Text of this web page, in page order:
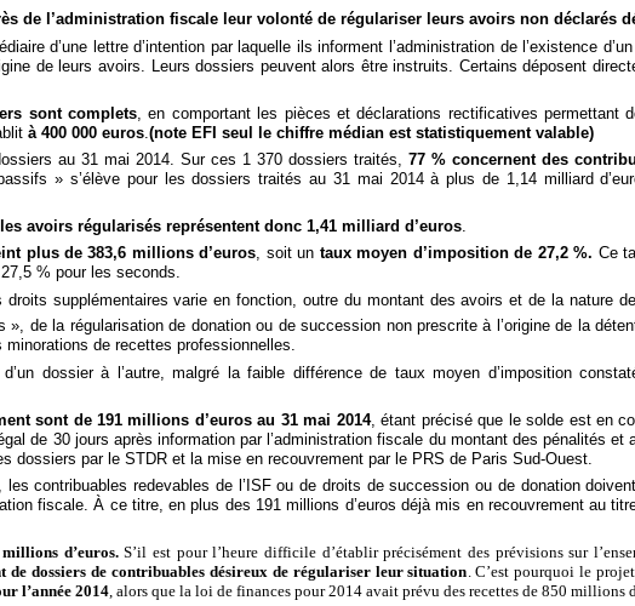
de l’administration fiscale leur volonté de régulariser leurs avoirs non déclarés
d’une lettre d’intention par laquelle ils informent l’administration de l’existence
de leurs avoirs. Leurs dossiers peuvent alors être instruits. Certains déposent
sont complets, en comportant les pièces et déclarations rectificatives permettant
à 400 000 euros (note EFI seul le chiffre médian est statistiquement valable)
au 31 mai 2014. Sur ces 1 370 dossiers traités, 77 % concernent des
» s’élève pour les dossiers traités au 31 mai 2014 à plus de 1,14 milliard
les avoirs régularisés représentent donc 1,41 milliard d’euros
plus de 383,6 millions d’euros, soit un taux moyen d’imposition de 27,2 %. Ce
% pour les seconds.
supplémentaires varie en fonction, outre du montant des avoirs et de la nature
de la régularisation de donation ou de succession non prescrite à l’origine de la
minorations de recettes professionnelles.
dossier à l’autre, malgré la faible différence de taux moyen d’imposition
sont de 191 millions d’euros au 31 mai 2014, étant précisé que le solde est en
de 30 jours après information par l’administration fiscale du montant des pénalités
dossiers par le STDR et la mise en recouvrement par le PRS de Paris Sud-Ouest.
contribuables redevables de l’ISF ou de droits de succession ou de donation
fiscale. À ce titre, en plus des 191 millions d’euros déjà mis en recouvrement au
d’euros. S’il est pour l’heure difficile d’établir précisément des prévisions sur
de dossiers de contribuables désireux de régulariser leur situation. C’est pourquoi le
l’année 2014, alors que la loi de finances pour 2014 avait prévu des recettes de 850 millions